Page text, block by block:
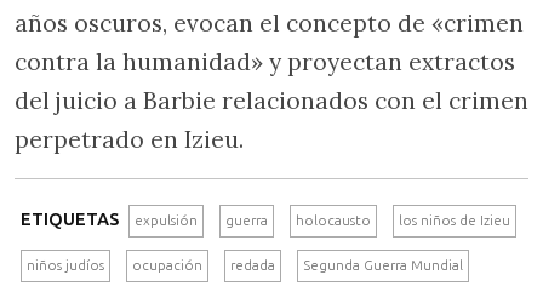
años oscuros, evocan el concepto de «crimen
contra la humanidad» y proyectan extractos
del juicio a Barbie relacionados con el crimen
perpetrado en Izieu.
ETIQUETAS expulsión guerra holocausto los niños de Izieu
niños judíos ocupación redada Segunda Guerra Mundial